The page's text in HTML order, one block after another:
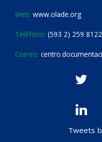
Web: www.olade.org
Teléfono: (593 2) 259
Correo:
Tweets